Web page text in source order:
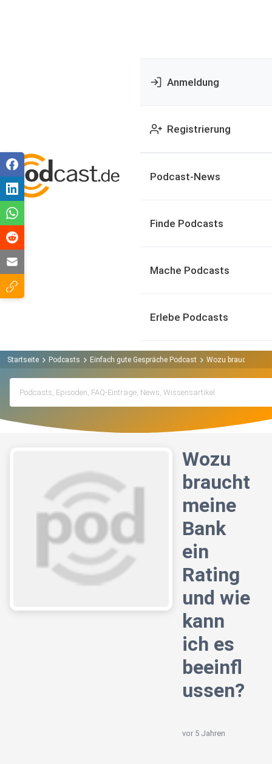
Anmeldung
Registrierung
Podcast-News
Finde Podcasts
Mache Podcasts
Erlebe Podcasts
Startseite Podcasts Einfach gute Gespräche Podcast Wozu braucht
Wozu
braucht
meine
Bank
ein
Rating
und wie
kann
ich es
beeinfl
ussen?
vor 5 Jahren